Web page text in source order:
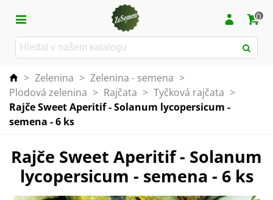
0
> Zelenina > Zelenina - semena >
Plodová zelenina > Rajčata > Tyčková rajčata >
Rajče Sweet Aperitif - Solanum lycopersicum -
semena - 6 ks
Rajče Sweet Aperitif - Solanum
lycopersicum - semena - 6 ks